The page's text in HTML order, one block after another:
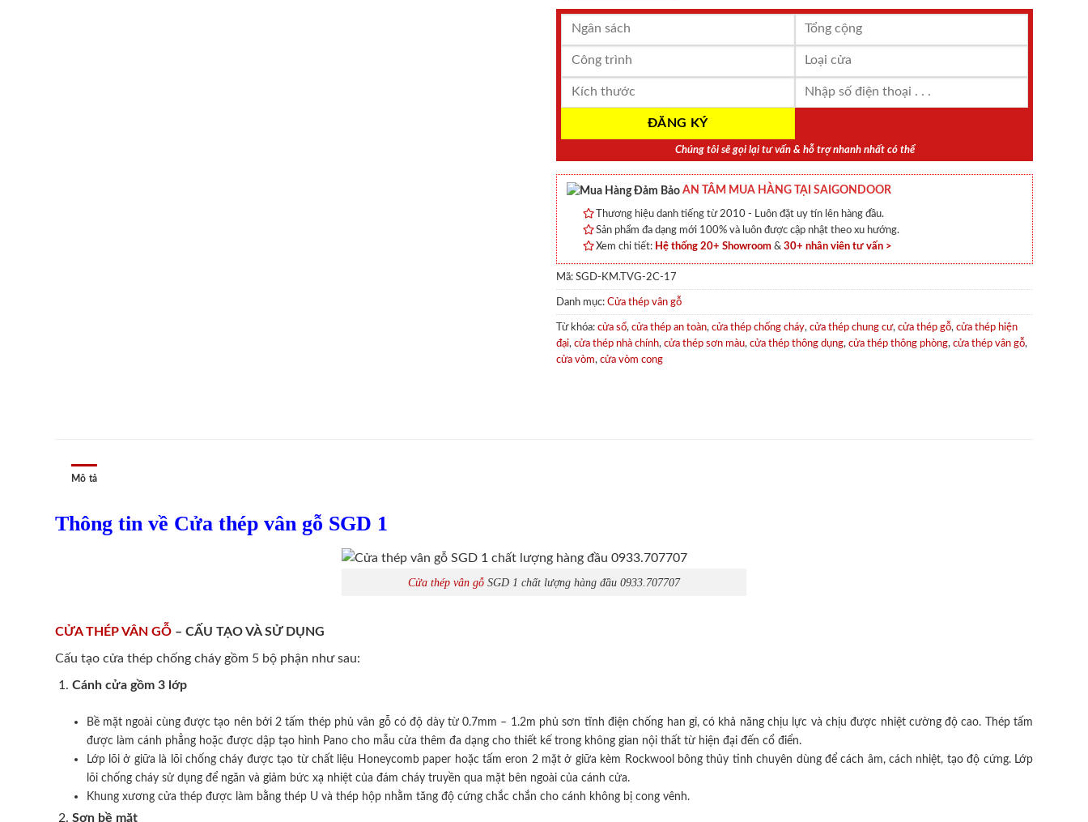
Chúng tôi sẽ gọi lại tư vấn & hỗ trợ nhanh nhất có thể
AN TÂM MUA HÀNG TẠI SAIGONDOOR
Thương hiệu danh tiếng từ 2010 - Luôn đặt uy tín lên hàng đầu.
Sản phẩm đa dạng mới 100% và luôn được cập nhật theo xu hướng.
Xem chi tiết: Hệ thống 20+ Showroom & 30+ nhân viên tư vấn >
Mã: SGD-KM.TVG-2C-17
Danh mục: Cửa thép vân gỗ
Từ khóa: cửa sổ, cửa thép an toàn, cửa thép chống cháy, cửa thép chung cư, cửa thép gỗ, cửa thép hiện
đại, cửa thép nhà chính, cửa thép sơn màu, cửa thép thông dụng, cửa thép thông phòng, cửa thép vân gỗ,
cửa vòm, cửa vòm cong
Mô tả
Thông tin về Cửa thép vân gỗ SGD 1
Cửa thép vân gỗ SGD 1 chất lượng hàng đầu 0933.707707
CỬA THÉP VÂN GỖ – CẤU TẠO VÀ SỬ DỤNG
Cấu tạo cửa thép chống cháy gồm 5 bộ phận như sau:
Cánh cửa gồm 3 lớp
Bề mặt ngoài cùng được tạo nên bởi 2 tấm thép phủ vân gỗ có độ dày từ 0.7mm – 1.2m phủ sơn tĩnh điện chống han gỉ, có khả năng chịu lực và chịu được nhiệt cường độ cao. Thép tấm
được làm cánh phẳng hoặc được dập tạo hình Pano cho mẫu cửa thêm đa dạng cho thiết kế trong không gian nội thất từ hiện đại đến cổ điển.
Lớp lõi ở giữa là lõi chống cháy được tạo từ chất liệu Honeycomb paper hoặc tấm eron 2 mặt ở giữa kèm Rockwool bông thủy tinh chuyên dùng để cách âm, cách nhiệt, tạo độ cứng. Lớp
lõi chống cháy sử dụng để ngăn và giảm bức xạ nhiệt của đám cháy truyền qua mặt bên ngoài của cánh cửa.
Khung xương cửa thép được làm bằng thép U và thép hộp nhằm tăng độ cứng chắc chắn cho cánh không bị cong vênh.
Sơn bề mặt